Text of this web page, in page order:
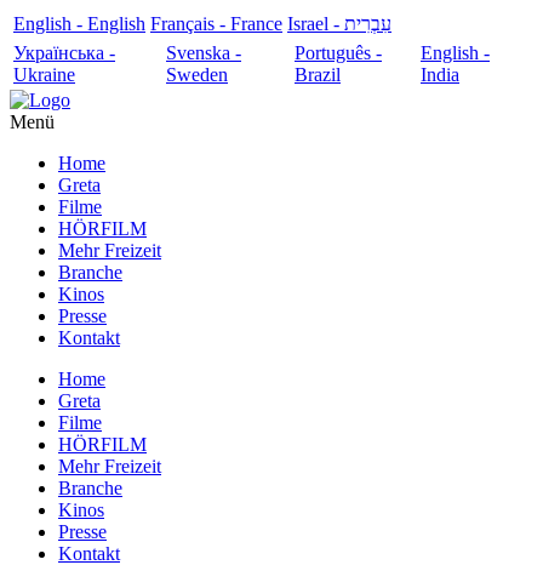
English - English Français - France
עִבְרִית - Israel
Українська -
Ukraine
Svenska -
Sweden
Português -
Brazil
English -
India
Menü
Home
Greta
Filme
HÖRFILM
Mehr Freizeit
Branche
Kinos
Presse
Kontakt
Home
Greta
Filme
HÖRFILM
Mehr Freizeit
Branche
Kinos
Presse
Kontakt